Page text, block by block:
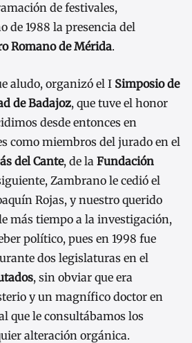
de festivales,
de 1988 la presencia del
Romano de Mérida.
aludo, organizó el I Simposio de
de Badajoz, que tuve el honor
desde entonces en
como miembros del jurado en el
del Cante, de la Fundación
Zambrano le cedió el
Rojas, y nuestro querido
más tiempo a la investigación,
político, pues en 1998 fue
dos legislaturas en el
, sin obviar que era
y un magnífico doctor en
que le consultábamos los
alteración orgánica.